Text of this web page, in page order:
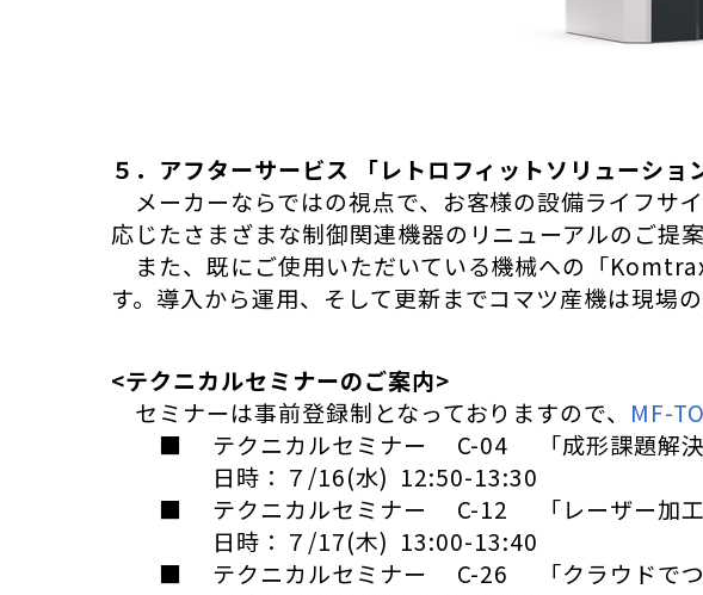
５．アフターサービス 「レトロフィットソリューショ
メーカーならではの視点で、お客様の設備ライフサ
応じたさまざまな制御関連機器のリニューアルのご提
また、既にご使用いただいている機械への「
す。導入から運用、そして更新までコマツ産機は現場
<テクニカルセミナーのご案内>
セミナーは事前登録制となっておりますので、 MF-
■
テクニカルセミナー C-04
「成形課題解
日時：７/16(水) 12:50-13:30
■
テクニカルセミナー C-12
「レーザー加
日時：７/17(木) 13:00-13:40
■
テクニカルセミナー C-26
「クラウドで